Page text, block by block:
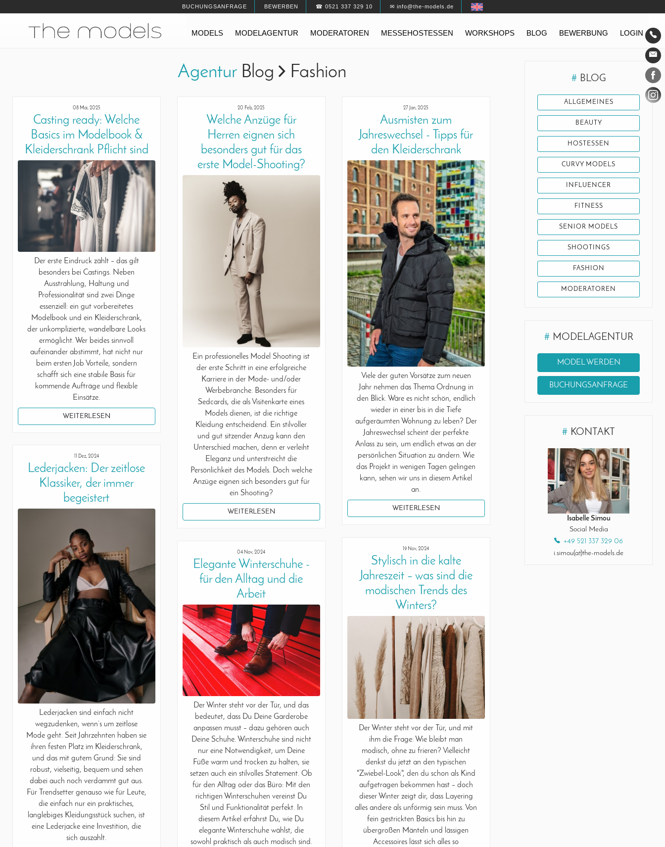
BUCHUNGSANFRAGE BEWERBEN ☎ 0521 337 329 10 ✉ info@the-models.de
Navigation
MODELS MODELAGENTUR MODERATOREN MESSEHOSTESSEN WORKSHOPS BLOG BEWERBUNG LOGIN
Agentur Blog Fashion
08 Mai, 2025
Casting ready: Welche
Basics im Modelbook &
Kleiderschrank Pflicht sind
Der erste Eindruck zählt – das gilt
besonders bei Castings. Neben
Ausstrahlung, Haltung und
Professionalität sind zwei Dinge
essenziell: ein gut vorbereitetes
Modelbook und ein Kleiderschrank,
der unkomplizierte, wandelbare Looks
ermöglicht. Wer beides sinnvoll
aufeinander abstimmt, hat nicht nur
beim ersten Job Vorteile, sondern
schafft sich eine stabile Basis für
kommende Aufträge und flexible
Einsätze.
WEITERLESEN
20 Feb, 2025
Welche Anzüge für
Herren eignen sich
besonders gut für das
erste Model-Shooting?
Ein professionelles Model Shooting ist
der erste Schritt in eine erfolgreiche
Karriere in der Mode- und/oder
Werbebranche. Besonders für
Sedcards, die als Visitenkarte eines
Models dienen, ist die richtige
Kleidung entscheidend. Ein stilvoller
und gut sitzender Anzug kann den
Unterschied machen, denn er verleiht
Eleganz und unterstreicht die
Persönlichkeit des Models. Doch welche
Anzüge eignen sich besonders gut für
ein Shooting?
WEITERLESEN
27 Jan, 2025
Ausmisten zum
Jahreswechsel - Tipps für
den Kleiderschrank
Viele der guten Vorsätze zum neuen
Jahr nehmen das Thema Ordnung in
den Blick. Wäre es nicht schön, endlich
wieder in einer bis in die Tiefe
aufgeräumten Wohnung zu leben? Der
Jahreswechsel scheint der perfekte
Anlass zu sein, um endlich etwas an der
persönlichen Situation zu ändern. Wie
das Projekt in wenigen Tagen gelingen
kann, sehen wir uns in diesem Artikel
an.
WEITERLESEN
11 Dez, 2024
Lederjacken: Der zeitlose
Klassiker, der immer
begeistert
Lederjacken sind einfach nicht
wegzudenken, wenn’s um zeitlose
Mode geht. Seit Jahrzehnten haben sie
ihren festen Platz im Kleiderschrank,
und das mit gutem Grund: Sie sind
robust, vielseitig, bequem und sehen
dabei auch noch verdammt gut aus.
Für Trendsetter genauso wie für Leute,
die einfach nur ein praktisches,
langlebiges Kleidungsstück suchen, ist
eine Lederjacke eine Investition, die
sich auszahlt.
19 Nov, 2024
Stylisch in die kalte
Jahreszeit – was sind die
modischen Trends des
Winters?
Der Winter steht vor der Tür, und mit
ihm die Frage: Wie bleibt man
modisch, ohne zu frieren? Vielleicht
denkst du jetzt an den typischen
"Zwiebel-Look", den du schon als Kind
aufgetragen bekommen hast – doch
dieser Winter zeigt dir, dass Layering
alles andere als unförmig sein muss. Von
fein gestrickten Basics bis hin zu
übergroßen Mänteln und lässigen
Accessoires lässt sich alles so
04 Nov, 2024
Elegante Winterschuhe -
für den Alltag und die
Arbeit
Der Winter steht vor der Tür, und das
bedeutet, dass Du Deine Garderobe
anpassen musst – dazu gehören auch
Deine Schuhe. Winterschuhe sind nicht
nur eine Notwendigkeit, um Deine
Füße warm und trocken zu halten, sie
setzen auch ein stilvolles Statement. Ob
für den Alltag oder das Büro: Mit den
richtigen Winterschuhen vereinst Du
Stil und Funktionalität perfekt. In
diesem Artikel erfährst Du, wie Du
elegante Winterschuhe wählst, die
sowohl praktisch als auch modisch sind.
# BLOG
ALLGEMEINES
BEAUTY
HOSTESSEN
CURVY MODELS
INFLUENCER
FITNESS
SENIOR MODELS
SHOOTINGS
FASHION
MODERATOREN
# MODELAGENTUR
MODEL WERDEN
BUCHUNGSANFRAGE
# KONTAKT
Isabelle Simou
Social Media
+49 521 337 329 06
i.simou(at)the-models.de